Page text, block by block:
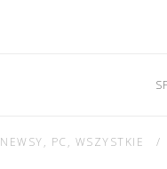
NEWSY, PC , WSZYSTKIE